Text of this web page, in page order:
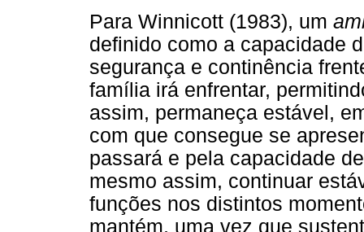
Para Winnicott (1983), um
definido como a capacidade
segurança e continência
família irá enfrentar,
assim, permaneça estável,
com que consegue se
passará e pela capacidade
mesmo assim, continuar
funções nos distintos
mantém, uma vez que